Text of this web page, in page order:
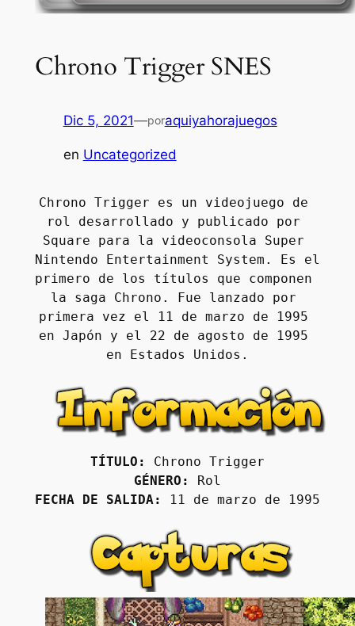
Chrono Trigger SNES
Dic 5, 2021—poraquiyahorajuegos
en Uncategorized
Chrono Trigger es un videojuego de
rol desarrollado y publicado por
Square para la videoconsola Super
Nintendo Entertainment System. Es el
primero de los títulos que componen
la saga Chrono. Fue lanzado por
primera vez el 11 de marzo de 1995
en Japón y el 22 de agosto de 1995
en Estados Unidos.
TÍTULO:
Chrono Trigger
GÉNERO:
Rol
FECHA DE SALIDA:
11 de marzo de 1995